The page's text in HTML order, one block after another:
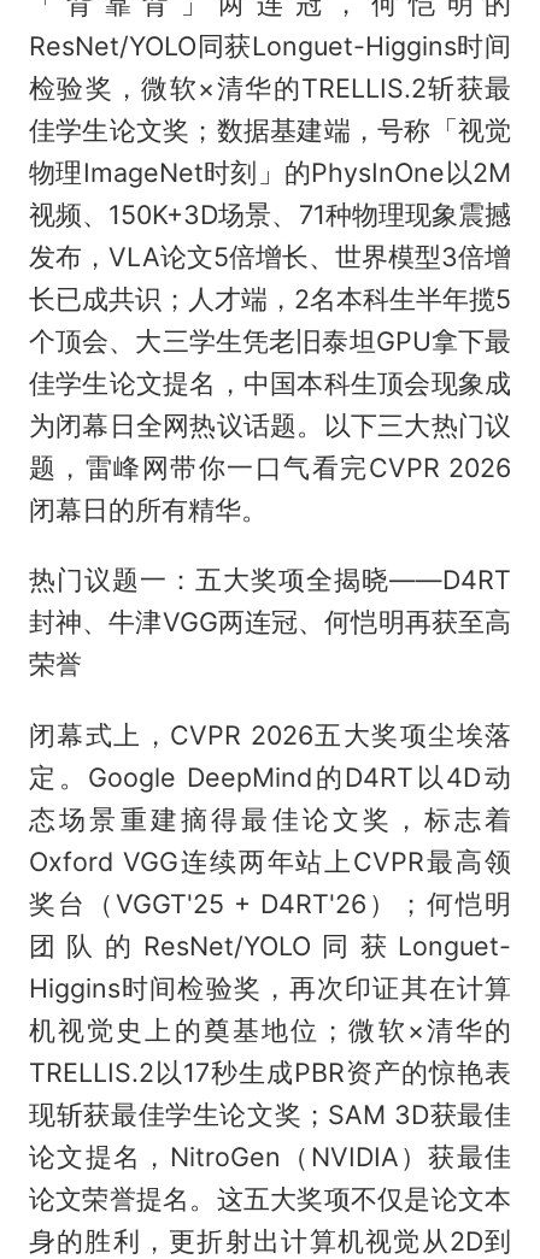
ResNet/YOLO同获Longuet-Higgins时间
检验奖，微软×清华的TRELLIS.2斩获最
佳学生论文奖；数据基建端，号称「视觉
物理ImageNet时刻」的PhysInOne以2M
视频、150K+3D场景、71种物理现象震撼
发布，VLA论文5倍增长、世界模型3倍增
长已成共识；人才端，2名本科生半年揽5
个顶会、大三学生凭老旧泰坦GPU拿下最
佳学生论文提名，中国本科生顶会现象成
为闭幕日全网热议话题。以下三大热门议
题，雷峰网带你一口气看完CVPR 2026
闭幕日的所有精华。
热门议题一：五大奖项全揭晓——D4RT
封神、牛津VGG两连冠、何恺明再获至高
荣誉
闭幕式上，CVPR 2026五大奖项尘埃落
定。Google DeepMind的D4RT以4D动
态场景重建摘得最佳论文奖，标志着
Oxford VGG连续两年站上CVPR最高领
奖台（VGGT'25 + D4RT'26）；何恺明
团队的ResNet/YOLO同获Longuet-
Higgins时间检验奖，再次印证其在计算
机视觉史上的奠基地位；微软×清华的
TRELLIS.2以17秒生成PBR资产的惊艳表
现斩获最佳学生论文奖；SAM 3D获最佳
论文提名，NitroGen（NVIDIA）获最佳
论文荣誉提名。这五大奖项不仅是论文本
身的胜利，更折射出计算机视觉从2D到